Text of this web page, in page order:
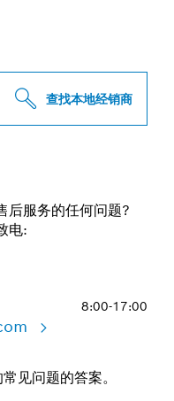
查找本地经销商
后服务的任何问题?
电:
8:00-17:00
见问题的答案。